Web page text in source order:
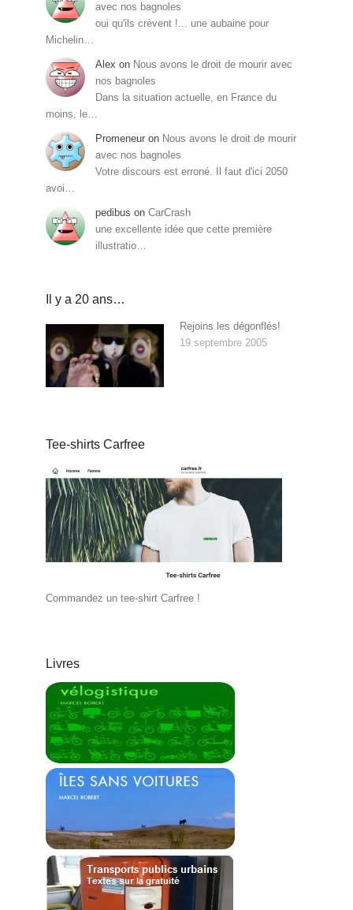
avec nos bagnoles
oui qu'ils crèvent !... une aubaine pour
Michelin…
Alex on Nous avons le droit de mourir avec
nos bagnoles
Dans la situation actuelle, en France du
moins, le…
Promeneur on Nous avons le droit de mourir
avec nos bagnoles
Votre discours est erroné. Il faut d'ici 2050
avoi…
pedibus on CarCrash
une excellente idée que cette première
illustratio…
Il y a 20 ans…
Rejoins les dégonflés!
19 septembre 2005
Tee-shirts Carfree
Commandez un tee-shirt Carfree !
Livres